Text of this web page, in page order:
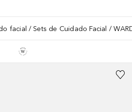
facial Sets de Cuidado Facial